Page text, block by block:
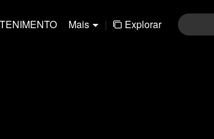
Mais | Explorar